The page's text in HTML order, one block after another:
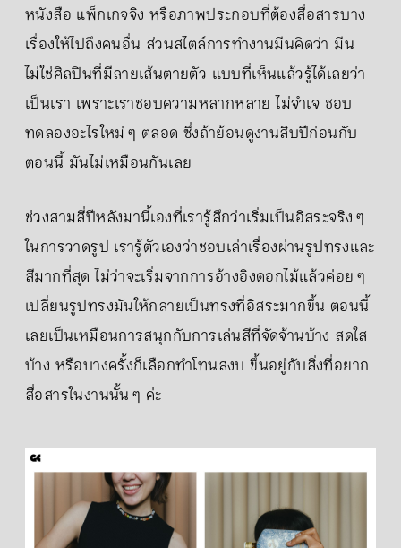
หนังสือ แพ็กเกจจิง หรือภาพประกอบที่ต้องสื่อสารบาง
เรื่องให้ไปถึงคนอื่น ส่วนสไตล์การทำงานมีนคิดว่า มีน
ไม่ใช่ศิลปินที่มีลายเส้นตายตัว แบบที่เห็นแล้วรู้ได้เลยว่า
เป็นเรา เพราะเราชอบความหลากหลาย ไม่จำเจ ชอบ
ทดลองอะไรใหม่ ๆ ตลอด ซึ่งถ้าย้อนดูงานสิบปีก่อนกับ
ตอนนี้ มันไม่เหมือนกันเลย
ช่วงสามสี่ปีหลังมานี้เองที่เรารู้สึกว่าเริ่มเป็นอิสระจริง ๆ
ในการวาดรูป เรารู้ตัวเองว่าชอบเล่าเรื่องผ่านรูปทรงและ
สีมากที่สุด ไม่ว่าจะเริ่มจากการอ้างอิงดอกไม้แล้วค่อย ๆ
เปลี่ยนรูปทรงมันให้กลายเป็นทรงที่อิสระมากขึ้น ตอนนี้
เลยเป็นเหมือนการสนุกกับการเล่นสีที่จัดจ้านบ้าง สดใส
บ้าง หรือบางครั้งก็เลือกทำโทนสงบ ขึ้นอยู่กับสิ่งที่อยาก
สื่อสารในงานนั้น ๆ ค่ะ